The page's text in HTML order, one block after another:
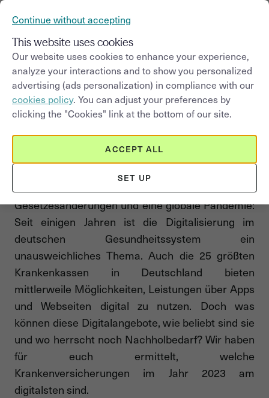
Digitalisierungs-check im
Gesundheitssystem: Die
meisten deutschen
Krankenkassen hinken
hinterher
Technologische Fortschritte,
Gesetzesänderungen und eine globale Pandemie:
Seit einigen Jahren ist die Digitalisierung im
deutschen Gesundheitssystem ein
unausweichliches Thema. Auch die 25 größten
Krankenkassen in Deutschland bieten
mittlerweile Möglichkeiten, Leistungen über Apps
und Webseiten digital zu nutzen. Doch was
können diese Digitalangebote, wie beliebt sind sie
und wo herrscht noch Nachholbedarf? Wir haben
für euch ermittelt, welche
Krankenversicherungen im Jahr 2023 am
digitalsten sind.
Continue without accepting
This website uses cookies
Our website uses cookies to enhance your experience,
analyze your interactions and to show you personalized
advertising (ads personalization) in compliance with our
cookies policy. You can adjust your preferences by
clicking the "Cookies" link at the bottom of our site.
SET UP
ACCEPT ALL